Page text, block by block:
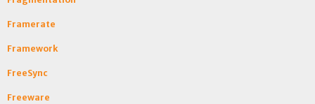
Framerate
Framework
FreeSync
Freeware